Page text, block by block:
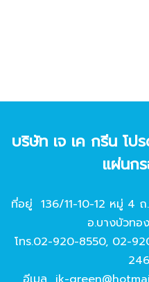
บริษัท เจ เค กรีน โ
แผ่นก
ที่อยู่ 136/11-10-12 หมู่ 4
อ.บางบัวทอ
โทร.02-920-8550, 02-